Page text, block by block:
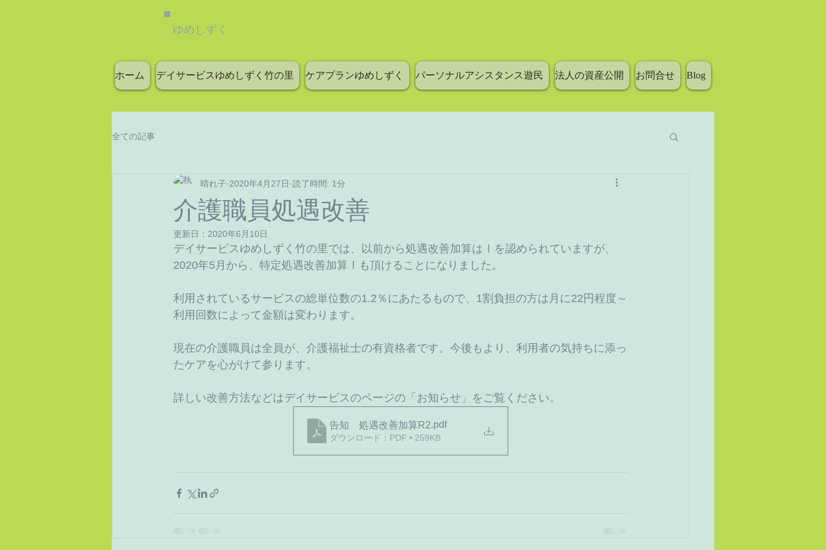
ゆめしずく
ホーム デイサービスゆめしずく竹の里 ケアプランゆめしずく パーソナルアシスタンス遊民 法人の資産公開 お問合せ Blog
全ての記事
介護職員処遇改善
晴れ子 2020年4月27日 読了時間: 1分
更新日： 2020年6月10日
デイサービスゆめしずく竹の里では、以前から処遇改善加算はⅠを認められていますが、
2020年5月から、特定処遇改善加算Ⅰも頂けることになりました。
利用されているサービスの総単位数の1.2％にあたるもので、1割負担の方は月に22円程度～
利用回数によって金額は変わります。
現在の介護職員は全員が、介護福祉士の有資格者です。今後もより、利用者の気持ちに添っ
たケアを心がけて参ります。
詳しい改善方法などはデイサービスのページの「お知らせ」をご覧ください。
告知 処遇改善加算R2.pdf
ダウンロード：PDF • 259KB